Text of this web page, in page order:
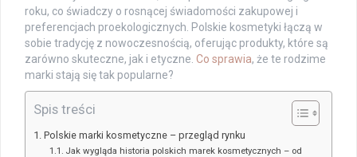
roku, co świadczy o rosnącej świadomości zakupowej i
preferencjach proekologicznych. Polskie kosmetyki łączą w
sobie tradycję z nowoczesnością, oferując produkty, które są
zarówno skuteczne, jak i etyczne. Co sprawia, że te rodzime
marki stają się tak popularne?
Spis treści
Polskie marki kosmetyczne – przegląd rynku
Jak wygląda historia polskich marek kosmetycznych – od